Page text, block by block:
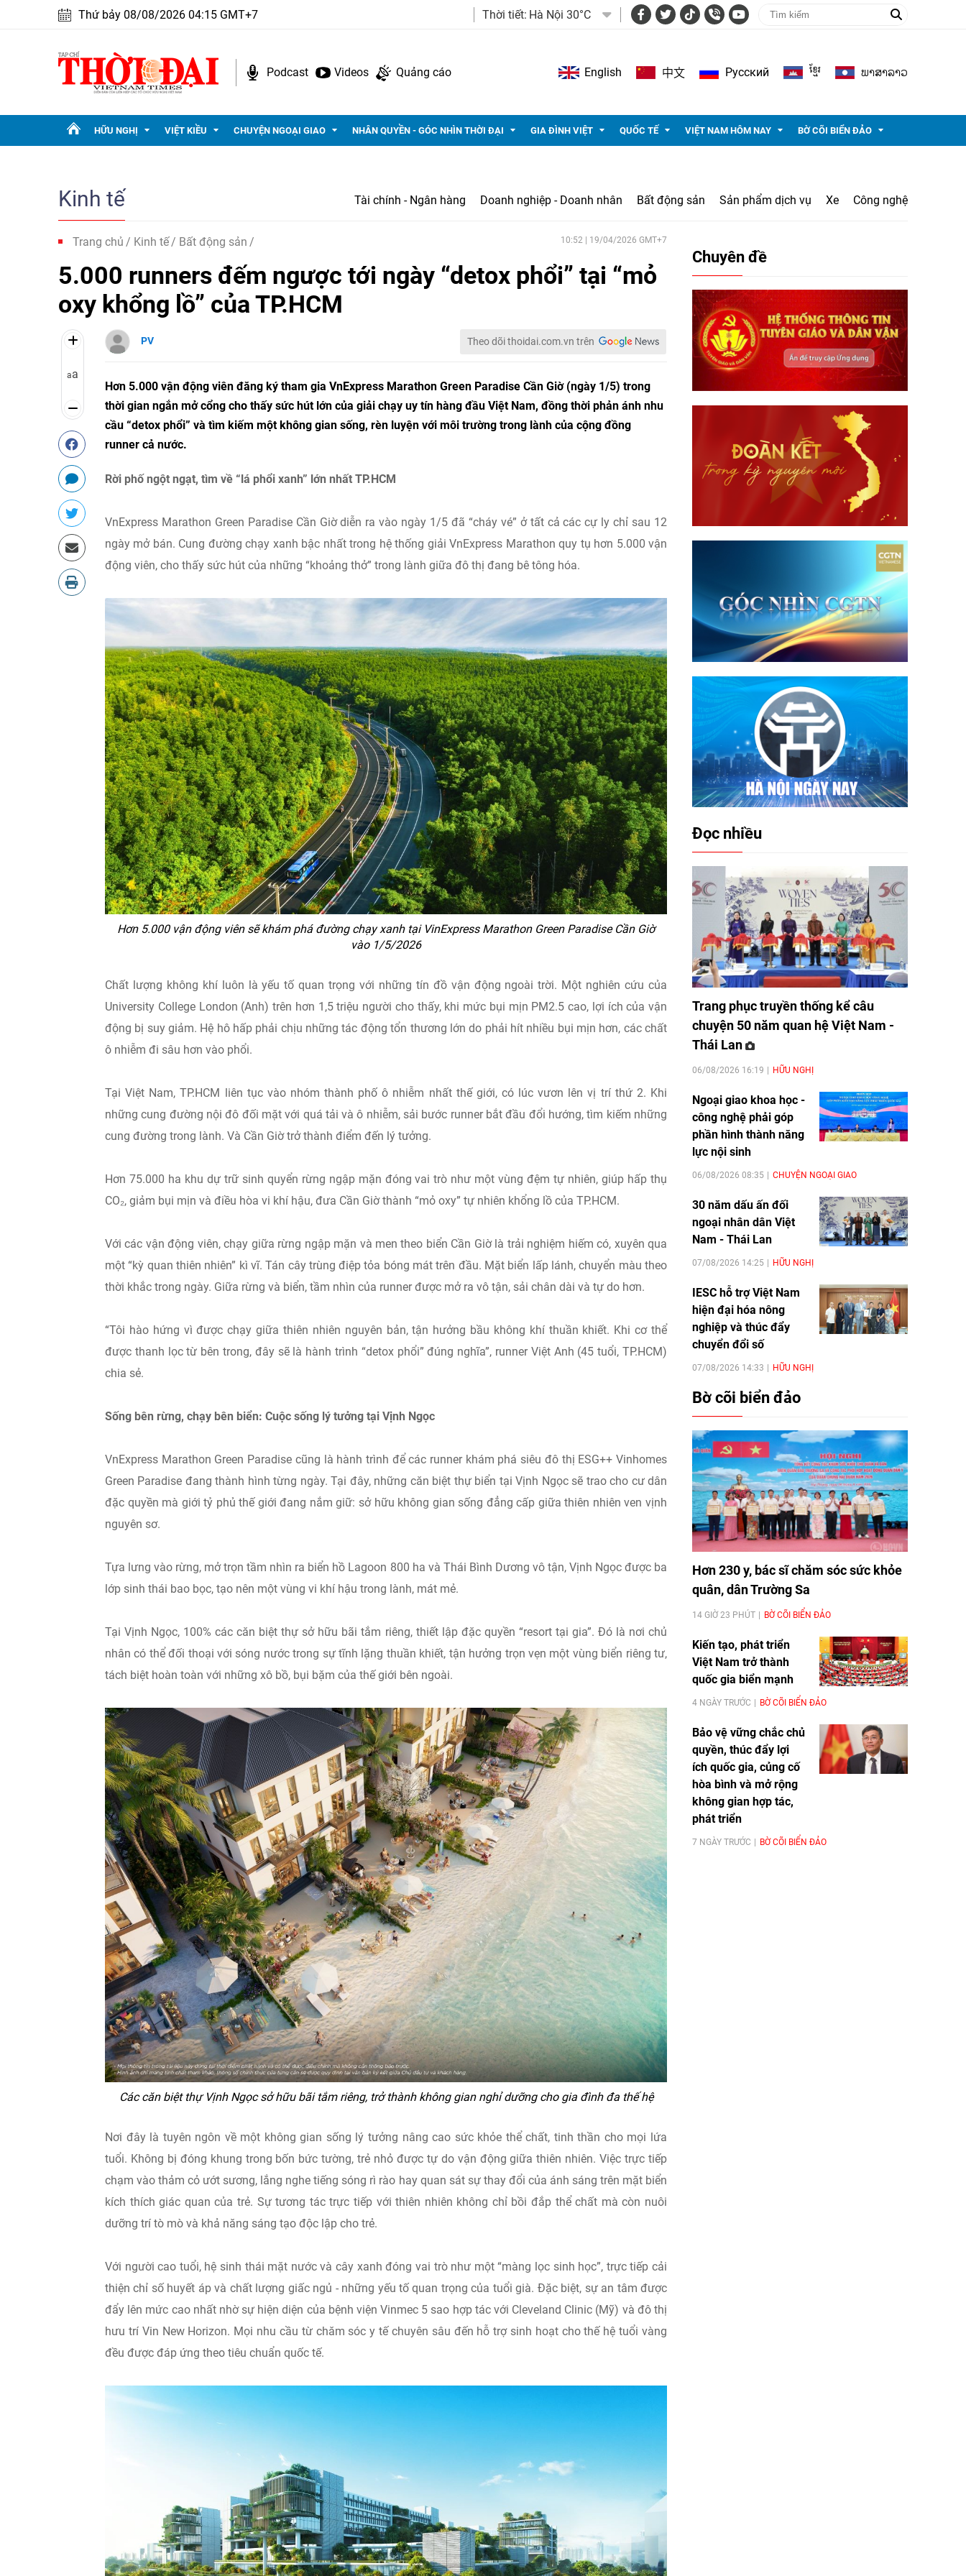
Thứ bảy 08/08/2026 04:15 GMT+7 Thời tiết: Hà Nội 30°C
Podcast Videos Quảng cáo English 中文 Pусский ខ្មែរ ພາ​ສາ​ລາວ
HỮU NGHỊ VIỆT KIỀU CHUYỆN NGOẠI GIAO NHÂN QUYỀN - GÓC NHÌN THỜI ĐẠI GIA ĐÌNH VIỆT QUỐC TẾ VIỆT NAM HÔM NAY BỜ CÕI BIỂN ĐẢO
Kinh tế Tài chính - Ngân hàng Doanh nghiệp - Doanh nhân Bất động sản Sản phẩm dịch vụ Xe Công nghệ
Trang chủ Kinh tế Bất động sản 10:52 | 19/04/2026 GMT+7
5.000 runners đếm ngược tới ngày “detox phổi” tại “mỏ
oxy khổng lồ” của TP.HCM
aa
PV Theo dõi thoidai.com.vn trên
Hơn 5.000 vận động viên đăng ký tham gia VnExpress Marathon Green Paradise Cần Giờ (ngày 1/5) trong
thời gian ngắn mở cổng cho thấy sức hút lớn của giải chạy uy tín hàng đầu Việt Nam, đồng thời phản ánh nhu
cầu “detox phổi” và tìm kiếm một không gian sống, rèn luyện với môi trường trong lành của cộng đồng
runner cả nước.
Rời phố ngột ngạt, tìm về “lá phổi xanh” lớn nhất TP.HCM
VnExpress Marathon Green Paradise Cần Giờ diễn ra vào ngày 1/5 đã “cháy vé” ở tất cả các cự ly chỉ sau 12
ngày mở bán. Cung đường chạy xanh bậc nhất trong hệ thống giải VnExpress Marathon quy tụ hơn 5.000 vận
động viên, cho thấy sức hút của những “khoảng thở” trong lành giữa đô thị đang bê tông hóa.
Hơn 5.000 vận động viên sẽ khám phá đường chạy xanh tại VinExpress Marathon Green Paradise Cần Giờ
vào 1/5/2026
Chất lượng không khí luôn là yếu tố quan trọng với những tín đồ vận động ngoài trời. Một nghiên cứu của
University College London (Anh) trên hơn 1,5 triệu người cho thấy, khi mức bụi mịn PM2.5 cao, lợi ích của vận
động bị suy giảm. Hệ hô hấp phải chịu những tác động tổn thương lớn do phải hít nhiều bụi mịn hơn, các chất
ô nhiễm đi sâu hơn vào phổi.
Tại Việt Nam, TP.HCM liên tục vào nhóm thành phố ô nhiễm nhất thế giới, có lúc vươn lên vị trí thứ 2. Khi
những cung đường nội đô đối mặt với quá tải và ô nhiễm, sải bước runner bắt đầu đổi hướng, tìm kiếm những
cung đường trong lành. Và Cần Giờ trở thành điểm đến lý tưởng.
Hơn 75.000 ha khu dự trữ sinh quyển rừng ngập mặn đóng vai trò như một vùng đệm tự nhiên, giúp hấp thụ
CO₂, giảm bụi mịn và điều hòa vi khí hậu, đưa Cần Giờ thành “mỏ oxy” tự nhiên khổng lồ của TP.HCM.
Với các vận động viên, chạy giữa rừng ngập mặn và men theo biển Cần Giờ là trải nghiệm hiếm có, xuyên qua
một “kỳ quan thiên nhiên” kì vĩ. Tán cây trùng điệp tỏa bóng mát trên đầu. Mặt biển lấp lánh, chuyển màu theo
thời khắc trong ngày. Giữa rừng và biển, tầm nhìn của runner được mở ra vô tận, sải chân dài và tự do hơn.
“Tôi hào hứng vì được chạy giữa thiên nhiên nguyên bản, tận hưởng bầu không khí thuần khiết. Khi cơ thể
được thanh lọc từ bên trong, đây sẽ là hành trình “detox phổi” đúng nghĩa”, runner Việt Anh (45 tuổi, TP.HCM)
chia sẻ.
Sống bên rừng, chạy bên biển: Cuộc sống lý tưởng tại Vịnh Ngọc
VnExpress Marathon Green Paradise cũng là hành trình để các runner khám phá siêu đô thị ESG++ Vinhomes
Green Paradise đang thành hình từng ngày. Tại đây, những căn biệt thự biển tại Vịnh Ngọc sẽ trao cho cư dân
đặc quyền mà giới tỷ phủ thế giới đang nắm giữ: sở hữu không gian sống đẳng cấp giữa thiên nhiên ven vịnh
nguyên sơ.
Tựa lưng vào rừng, mở trọn tầm nhìn ra biển hồ Lagoon 800 ha và Thái Bình Dương vô tận, Vịnh Ngọc được ba
lớp sinh thái bao bọc, tạo nên một vùng vi khí hậu trong lành, mát mẻ.
Tại Vịnh Ngọc, 100% các căn biệt thự sở hữu bãi tắm riêng, thiết lập đặc quyền “resort tại gia”. Đó là nơi chủ
nhân có thể đối thoại với sóng nước trong sự tĩnh lặng thuần khiết, tận hưởng trọn vẹn một vùng biển riêng tư,
tách biệt hoàn toàn với những xô bồ, bụi bặm của thế giới bên ngoài.
Các căn biệt thự Vịnh Ngọc sở hữu bãi tắm riêng, trở thành không gian nghỉ dưỡng cho gia đình đa thế hệ
Nơi đây là tuyên ngôn về một không gian sống lý tưởng nâng cao sức khỏe thể chất, tinh thần cho mọi lứa
tuổi. Không bị đóng khung trong bốn bức tường, trẻ nhỏ được tự do vận động giữa thiên nhiên. Việc trực tiếp
chạm vào thảm cỏ ướt sương, lắng nghe tiếng sóng rì rào hay quan sát sự thay đổi của ánh sáng trên mặt biển
kích thích giác quan của trẻ. Sự tương tác trực tiếp với thiên nhiên không chỉ bồi đắp thể chất mà còn nuôi
dưỡng trí tò mò và khả năng sáng tạo độc lập cho trẻ.
Với người cao tuổi, hệ sinh thái mặt nước và cây xanh đóng vai trò như một “màng lọc sinh học”, trực tiếp cải
thiện chỉ số huyết áp và chất lượng giấc ngủ - những yếu tố quan trọng của tuổi già. Đặc biệt, sự an tâm được
đẩy lên mức cao nhất nhờ sự hiện diện của bệnh viện Vinmec 5 sao hợp tác với Cleveland Clinic (Mỹ) và đô thị
hưu trí Vin New Horizon. Mọi nhu cầu từ chăm sóc y tế chuyên sâu đến hỗ trợ sinh hoạt cho thế hệ tuổi vàng
đều được đáp ứng theo tiêu chuẩn quốc tế.
Chuyên đề
Đọc nhiều
Trang phục truyền thống kể câu
chuyện 50 năm quan hệ Việt Nam -
Thái Lan
06/08/2026 16:19 HỮU NGHỊ
Ngoại giao khoa học -
công nghệ phải góp
phần hình thành năng
lực nội sinh
06/08/2026 08:35 CHUYỆN NGOẠI GIAO
30 năm dấu ấn đối
ngoại nhân dân Việt
Nam - Thái Lan
07/08/2026 14:25 HỮU NGHỊ
IESC hỗ trợ Việt Nam
hiện đại hóa nông
nghiệp và thúc đẩy
chuyển đổi số
07/08/2026 14:33 HỮU NGHỊ
Bờ cõi biển đảo
Hơn 230 y, bác sĩ chăm sóc sức khỏe
quân, dân Trường Sa
14 GIỜ 23 PHÚT BỜ CÕI BIỂN ĐẢO
Kiến tạo, phát triển
Việt Nam trở thành
quốc gia biển mạnh
4 NGÀY TRƯỚC BỜ CÕI BIỂN ĐẢO
Bảo vệ vững chắc chủ
quyền, thúc đẩy lợi
ích quốc gia, củng cố
hòa bình và mở rộng
không gian hợp tác,
phát triển
7 NGÀY TRƯỚC BỜ CÕI BIỂN ĐẢO